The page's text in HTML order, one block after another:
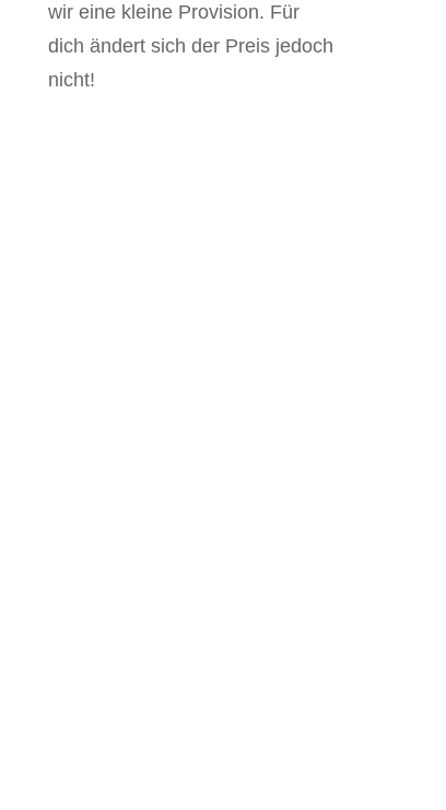
wir eine kleine Provision. Für
dich ändert sich der Preis jedoch
nicht!